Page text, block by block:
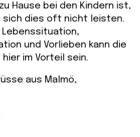
Hause bei den Kindern ist,
sich dies oft nicht leisten.
Lebenssituation,
und Vorlieben kann die
hier im Vorteil sein.
aus Malmö,